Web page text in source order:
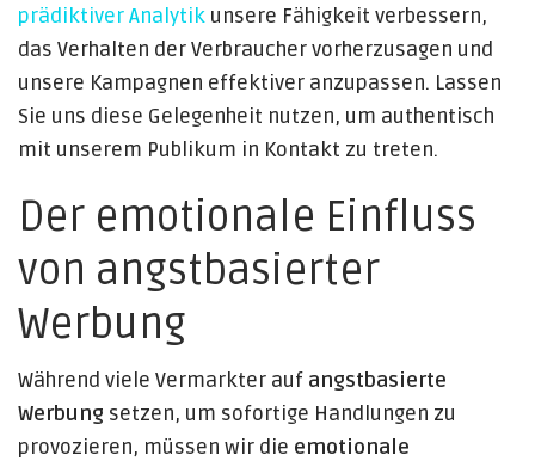
prädiktiver Analytik unsere Fähigkeit verbessern,
das Verhalten der Verbraucher vorherzusagen und
unsere Kampagnen effektiver anzupassen. Lassen
Sie uns diese Gelegenheit nutzen, um authentisch
mit unserem Publikum in Kontakt zu treten.
Der emotionale Einfluss
von angstbasierter
Werbung
Während viele Vermarkter auf angstbasierte
Werbung setzen, um sofortige Handlungen zu
provozieren, müssen wir die emotionale